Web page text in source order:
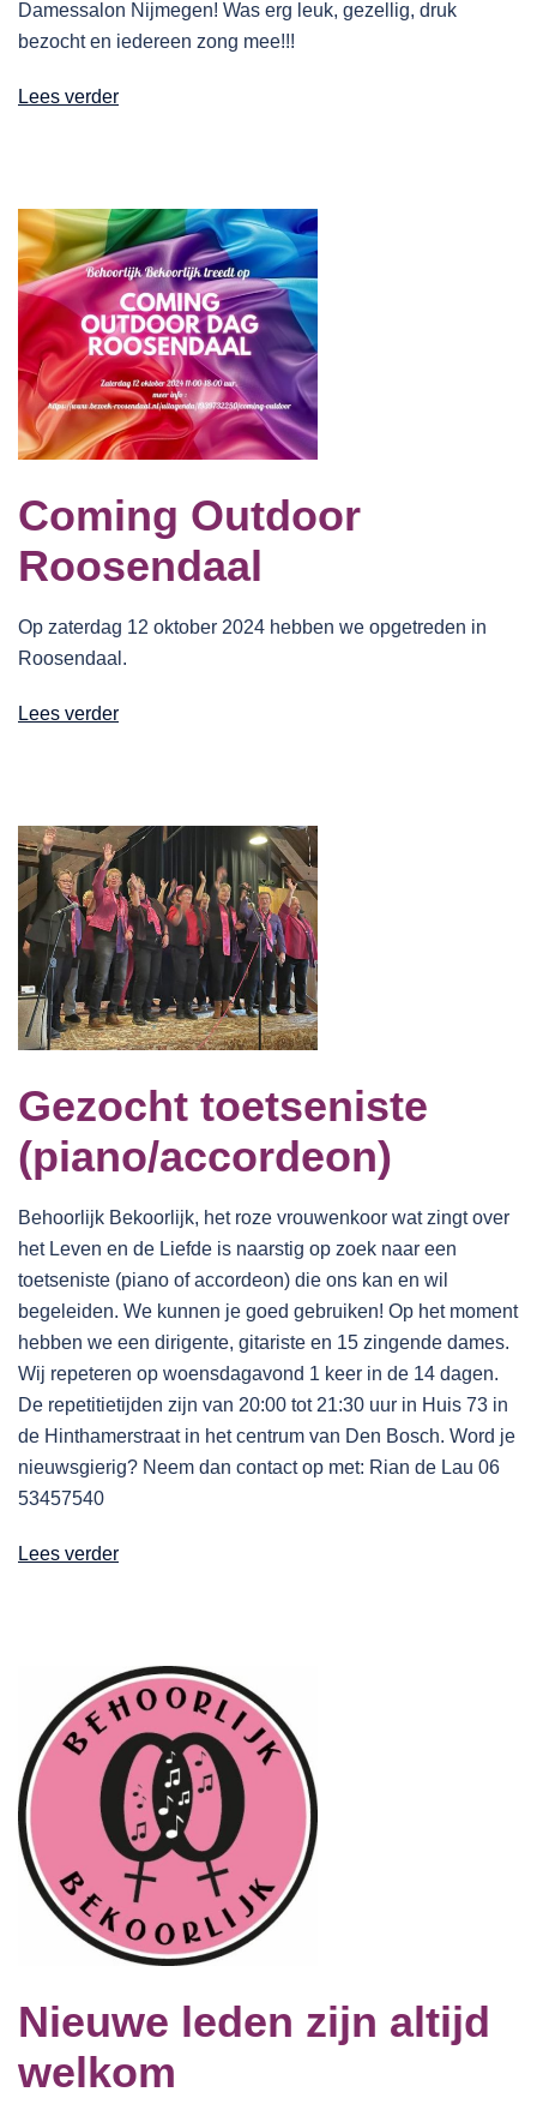
Damessalon Nijmegen! Was erg leuk, gezellig, druk
bezocht en iedereen zong mee!!!
Lees verder
Coming Outdoor
Roosendaal
Op zaterdag 12 oktober 2024 hebben we opgetreden in
Roosendaal.
Lees verder
Gezocht toetseniste
(piano/accordeon)
Behoorlijk Bekoorlijk, het roze vrouwenkoor wat zingt over
het Leven en de Liefde is naarstig op zoek naar een
toetseniste (piano of accordeon) die ons kan en wil
begeleiden. We kunnen je goed gebruiken! Op het moment
hebben we een dirigente, gitariste en 15 zingende dames.
Wij repeteren op woensdagavond 1 keer in de 14 dagen.
De repetitietijden zijn van 20:00 tot 21:30 uur in Huis 73 in
de Hinthamerstraat in het centrum van Den Bosch. Word je
nieuwsgierig? Neem dan contact op met: Rian de Lau 06
53457540
Lees verder
Nieuwe leden zijn altijd
welkom